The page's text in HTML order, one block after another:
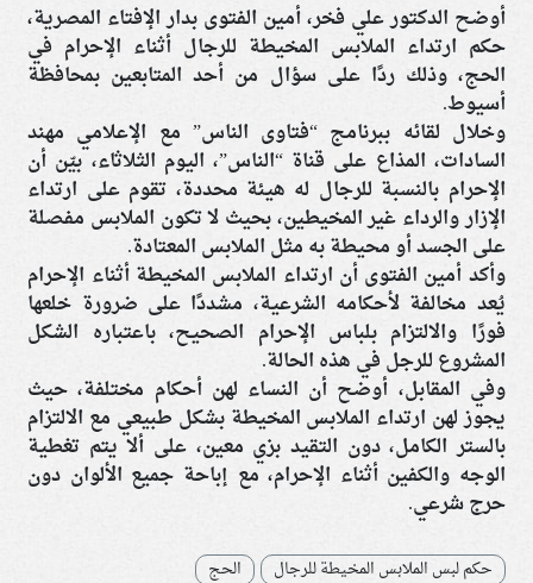
أوضح الدكتور علي فخر، أمين الفتوى بدار الإفتاء المصرية،
حكم ارتداء الملابس المخيطة للرجال أثناء الإحرام في
الحج، وذلك ردًا على سؤال من أحد المتابعين بمحافظة
أسيوط.
وخلال لقائه ببرنامج “فتاوى الناس” مع الإعلامي مهند
السادات، المذاع على قناة “الناس”، اليوم الثلاثاء، بيّن أن
الإحرام بالنسبة للرجال له هيئة محددة، تقوم على ارتداء
الإزار والرداء غير المخيطين، بحيث لا تكون الملابس مفصلة
على الجسد أو محيطة به مثل الملابس المعتادة.
وأكد أمين الفتوى أن ارتداء الملابس المخيطة أثناء الإحرام
يُعد مخالفة لأحكامه الشرعية، مشددًا على ضرورة خلعها
فورًا والالتزام بلباس الإحرام الصحيح، باعتباره الشكل
المشروع للرجل في هذه الحالة.
وفي المقابل، أوضح أن النساء لهن أحكام مختلفة، حيث
يجوز لهن ارتداء الملابس المخيطة بشكل طبيعي مع الالتزام
بالستر الكامل، دون التقيد بزي معين، على ألا يتم تغطية
الوجه والكفين أثناء الإحرام، مع إباحة جميع الألوان دون
حرج شرعي.
حكم لبس الملابس المخيطة للرجال الحج